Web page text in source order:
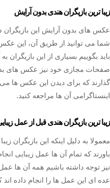
زیبا ترین بازیگران هندی بدون آرایش
عکس های بدون آرایش این بازیگران
شما می توانید از طریق آن، این
باید بگوییم بسیاری از این بازیگران
صفحات مجازی خود نیز عکس های
گذارند که برای دیدن این عکس ها می
اینستاگرامی آن ها مراجعه کنید.
زیبا ترین بازیگران هندی قبل از عمل
معمولا به دلیل اینکه این بازیگران
باورند که تمام آن ها عمل زیبایی
نیز توجه داشته باشیم همه آن ها عمل
عده ای این عمل ها را انجام داده